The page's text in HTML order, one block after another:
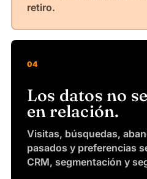
retiro.
04
Los datos no
en relación.
Visitas, búsquedas,
pasados y preferencias
CRM, segmentación y